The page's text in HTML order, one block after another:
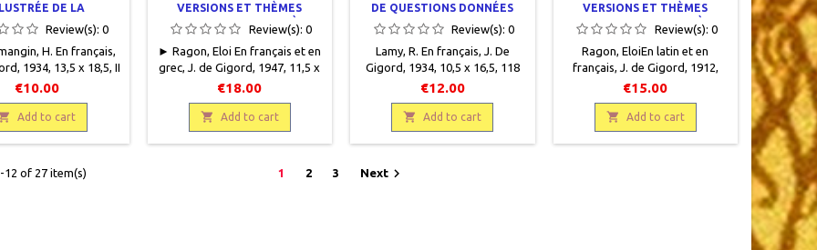
DE LA
GRECQUE
Review(s):0
H. En français,
1934, 13,5 x 18,5, II
relié, occasion.
taches noires sur la
papier jauni.
€10.00
Add to cart
VERSIONS ET THÈMES
FACILES SUR LA PREMIÈRE
PARTIE DE LA GRAMMAIRE
AVEC UN DOUBLE LEXIQUE.
Review(s): 0
► Ragon, Eloi En français et en
grec, J. de Gigord, 1947, 11,5 x
18, 172 pages, relié,
percaline bleu marine, plats
cartonnés bleu clair. Une
mouillure en haut de
€18.00
 Add to cart
DE QUESTIONS DONNÉES
AUX EXAMENS DU
CERTIFICAT D'ETUDES
PRIMAIRES
Review(s):0
Lamy, R. En français, J. De
Gigord, 1934, 10,5 x 16,5, 118
pages, relié, occasion. Bon état.
cartonnés imprimés. Tampon
spécimen sur le recto de
couverture très estompé.
€12.00
 Add to cart
VERSIONS ET THÈMES
FACILES SUR LA PREMIÈRE
PARTIE DE LA GRAMMAIRE
AVEC UN DOUBLE LEXIQUE
Review(s): 0
Ragon, EloiEn latin et en
français , J. de Gigord , 1912 ,
11,5 x 18 , 269 pages, occasion ,
éditeur rouge, plats cartonnés,
rousseurs éparses. Bords
frottés. Papier légèrement
€15.00
 Add to cart
12 of 27 item(s) 1 2 3 Next